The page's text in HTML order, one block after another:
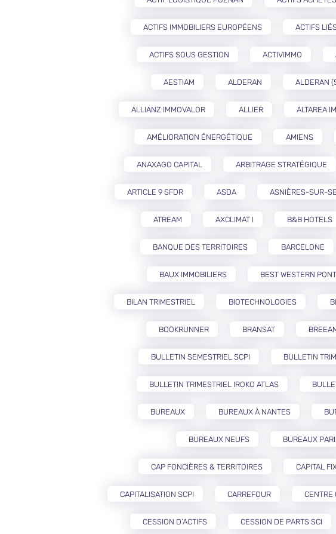
ACTIFS IMMOBILIERS EUROPÉENS ACTIFS
ACTIFS SOUS GESTION ACTIVIMMO
AESTIAM ALDERAN ALDERAN
ALLIANZ IMMOVALOR ALLIER ALTAREA IM
AMÉLIORATION ÉNERGÉTIQUE AMIENS
ANAXAGO CAPITAL ARBITRAGE STRATÉGIQUE
ARTICLE 9 SFDR ASDA ASNIÈRES-SUR-
ATREAM AXCLIMAT I B&B HOTELS
BANQUE DES TERRITOIRES BARCELONE
BAUX IMMOBILIERS BEST WESTERN
BILAN TRIMESTRIEL BIOTECHNOLOGIES
BOOKRUNNER BRANSAT
BULLETIN SEMESTRIEL SCPI BULLETIN
BULLETIN TRIMESTRIEL IROKO ATLAS
BUREAUX BUREAUX À NANTES
BUREAUX NEUFS BUREAUX
CAP FONCIÈRES & TERRITOIRES CAPITAL
CAPITALISATION SCPI CARREFOUR CENTRE
CESSION D’ACTIFS CESSION DE PARTS SCI